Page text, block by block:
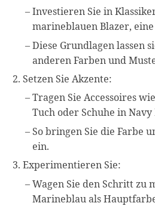
Investieren Sie in
marineblauen Blazer,
Diese Grundlagen lassen
anderen Farben und
Setzen Sie Akzente:
Tragen Sie Accessoires
Tuch oder Schuhe in Navy
So bringen Sie die Farbe
ein.
Experimentieren Sie:
Wagen Sie den Schritt zu
Marineblau als